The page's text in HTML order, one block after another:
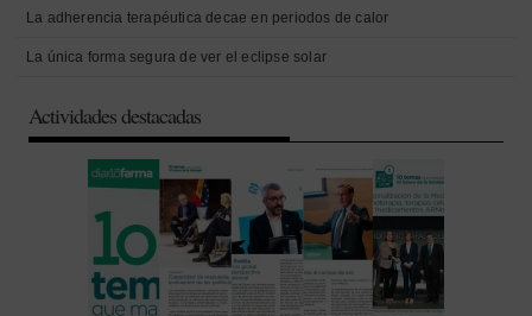
La adherencia terapéutica decae en periodos de calor
La única forma segura de ver el eclipse solar
Actividades destacadas